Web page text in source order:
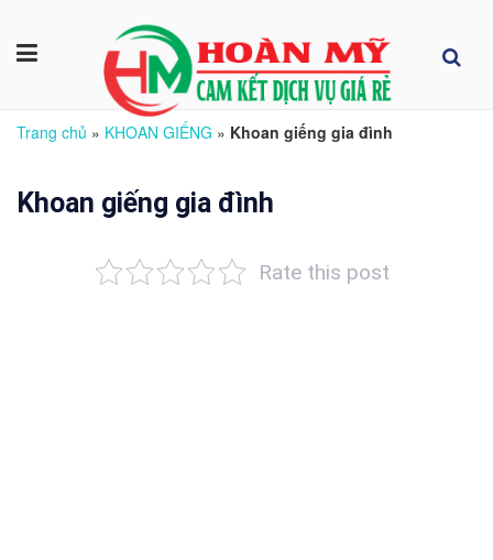
Trang chủ » KHOAN GIẾNG » Khoan giếng gia đình
Khoan giếng gia đình
Rate this post